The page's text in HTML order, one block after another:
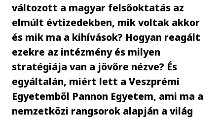
változott a magyar felsőoktatás az
elmúlt évtizedekben, mik voltak akkor
és mik ma a kihívások? Hogyan reagált
ezekre az intézmény és milyen
stratégiája van a jövőre nézve? És
egyáltalán, miért lett a Veszprémi
Egyetemből Pannon Egyetem, ami ma a
nemzetközi rangsorok alapján a világ